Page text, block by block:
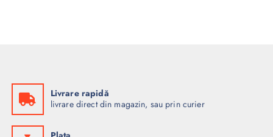
Livrare rapidă
livrare direct din magazin, sau prin curier